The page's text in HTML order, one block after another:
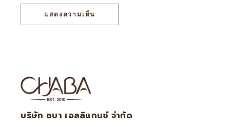
แสดงความเห็น
บริษัท ชบา เอลลิแกนซ์ จำกัด